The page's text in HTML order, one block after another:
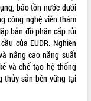
bảo tồn nước dưới
công nghệ viễn thám
bản đồ phân cấp rủi
của EUDR. Nghiên
nâng cao năng suất
và chế tạo hệ thống
thủy sản bền vững tại